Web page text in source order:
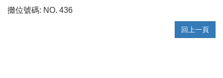
攤位號碼: NO. 436
回上一頁